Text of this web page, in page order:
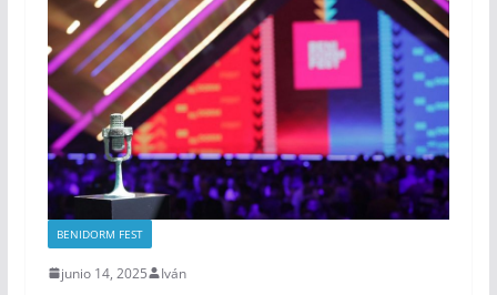
BENIDORM FEST
junio 14, 2025 Iván